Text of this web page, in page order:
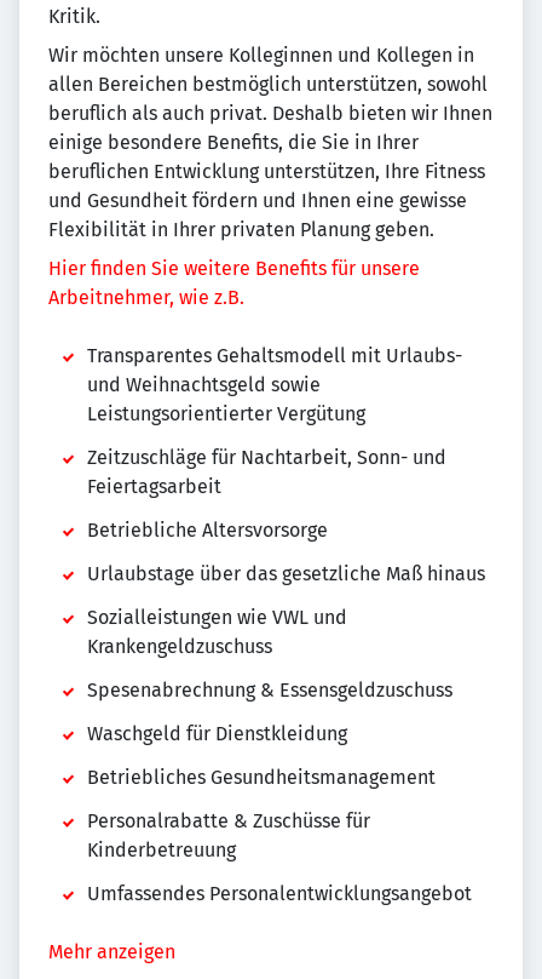
Kritik.
Wir möchten unsere Kolleginnen und Kollegen in
allen Bereichen bestmöglich unterstützen, sowohl
beruflich als auch privat. Deshalb bieten wir Ihnen
einige besondere Benefits, die Sie in Ihrer
beruflichen Entwicklung unterstützen, Ihre Fitness
und Gesundheit fördern und Ihnen eine gewisse
Flexibilität in Ihrer privaten Planung geben.
Hier finden Sie weitere Benefits für unsere
Arbeitnehmer, wie z.B.
Transparentes Gehaltsmodell mit Urlaubs-
und Weihnachtsgeld sowie
Leistungsorientierter Vergütung
Zeitzuschläge für Nachtarbeit, Sonn- und
Feiertagsarbeit
Betriebliche Altersvorsorge
Urlaubstage über das gesetzliche Maß hinaus
Sozialleistungen wie VWL und
Krankengeldzuschuss
Spesenabrechnung & Essensgeldzuschuss
Waschgeld für Dienstkleidung
Betriebliches Gesundheitsmanagement
Personalrabatte & Zuschüsse für
Kinderbetreuung
Umfassendes Personalentwicklungsangebot
Mehr anzeigen